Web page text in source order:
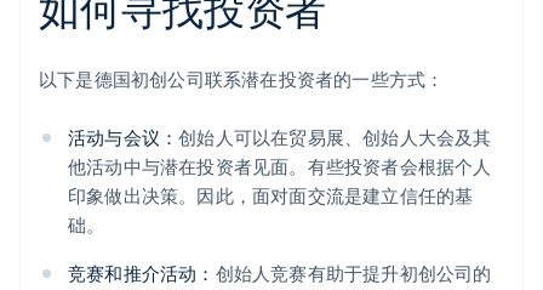
以下是德国初创公司联系潜在投资者的一些方式：
活动与会议：创始人可以在贸易展、创始人大会及其
他活动中与潜在投资者见面。有些投资者会根据个人
印象做出决策。因此，面对面交流是建立信任的基
础。
竞赛和推介活动： 创始人竞赛有助于提升初创公司的